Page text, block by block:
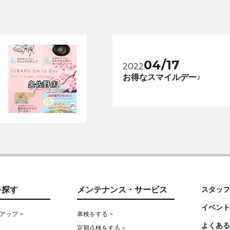
202204/17
お得なスマイルデー♪
す
ップ >
メンテナンス・サービス
車検をする >
定期点検をする >
スタッ
イベン
よくあ